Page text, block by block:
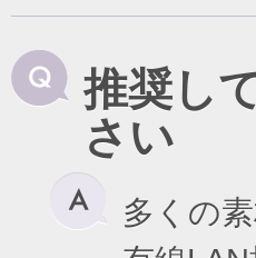
推奨し
さい
多くの